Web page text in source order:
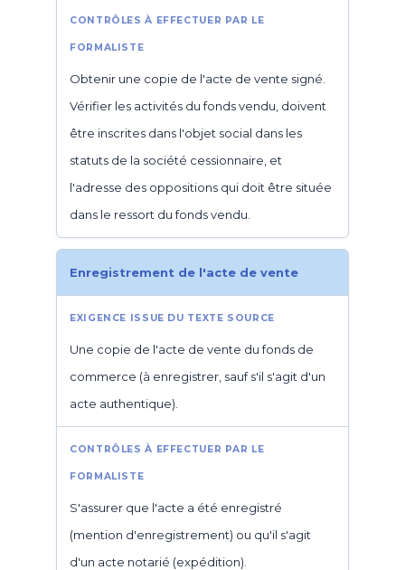
Obtenir une copie de l'acte de vente signé.
Vérifier les activités du fonds vendu, doivent
être inscrites dans l'objet social dans les
statuts de la société cessionnaire, et
l'adresse des oppositions qui doit être située
dans le ressort du fonds vendu.
Enregistrement de l'acte de vente
Une copie de l'acte de vente du fonds de
commerce (à enregistrer, sauf s'il s'agit d'un
acte authentique).
S'assurer que l'acte a été enregistré
(mention d'enregistrement) ou qu'il s'agit
d'un acte notarié (expédition).